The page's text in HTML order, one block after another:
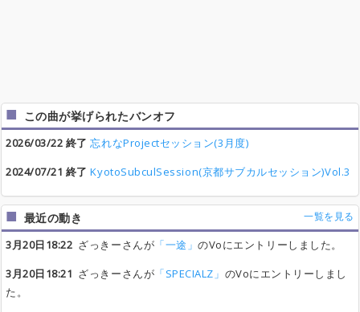
この曲が挙げられたバンオフ
2026/03/22 終了 忘れなProjectセッション(3月度)
2024/07/21 終了 KyotoSubculSession(京都サブカルセッション)Vol.3
最近の動き 一覧を見る
3月20日18:22 ざっきーさんが 「一途」のVoにエントリーしました。
3月20日18:21 ざっきーさんが 「SPECIALZ」 のVoにエントリーしまし
た。